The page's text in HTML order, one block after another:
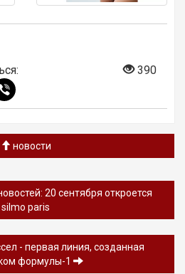
390
новости
20 сентября откроется
silmo paris
- первая линия, созданная
формулы-1